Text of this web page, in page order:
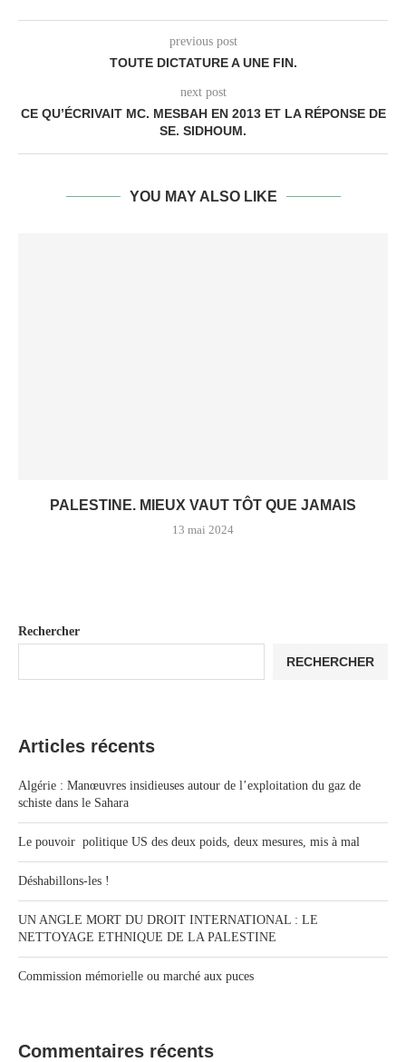
previous post
TOUTE DICTATURE A UNE FIN.
next post
CE QU’ÉCRIVAIT MC. MESBAH EN 2013 ET LA RÉPONSE DE
SE. SIDHOUM.
YOU MAY ALSO LIKE
PALESTINE. MIEUX VAUT TÔT QUE JAMAIS
13 mai 2024
Rechercher
RECHERCHER
Articles récents
Algérie : Manœuvres insidieuses autour de l’exploitation du gaz de
schiste dans le Sahara
Le pouvoir politique US des deux poids, deux mesures, mis à mal
Déshabillons-les !
UN ANGLE MORT DU DROIT INTERNATIONAL : LE
NETTOYAGE ETHNIQUE DE LA PALESTINE
Commission mémorielle ou marché aux puces
Commentaires récents